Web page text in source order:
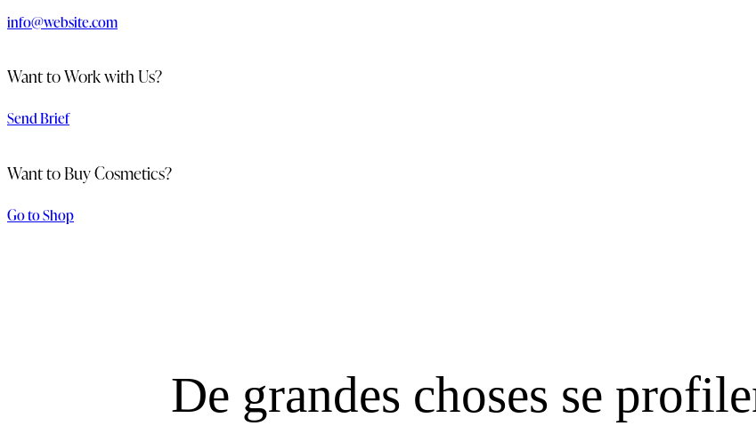
info@website.com
Want to Work with Us?
Send Brief
Want to Buy Cosmetics?
Go to Shop
De grandes choses se